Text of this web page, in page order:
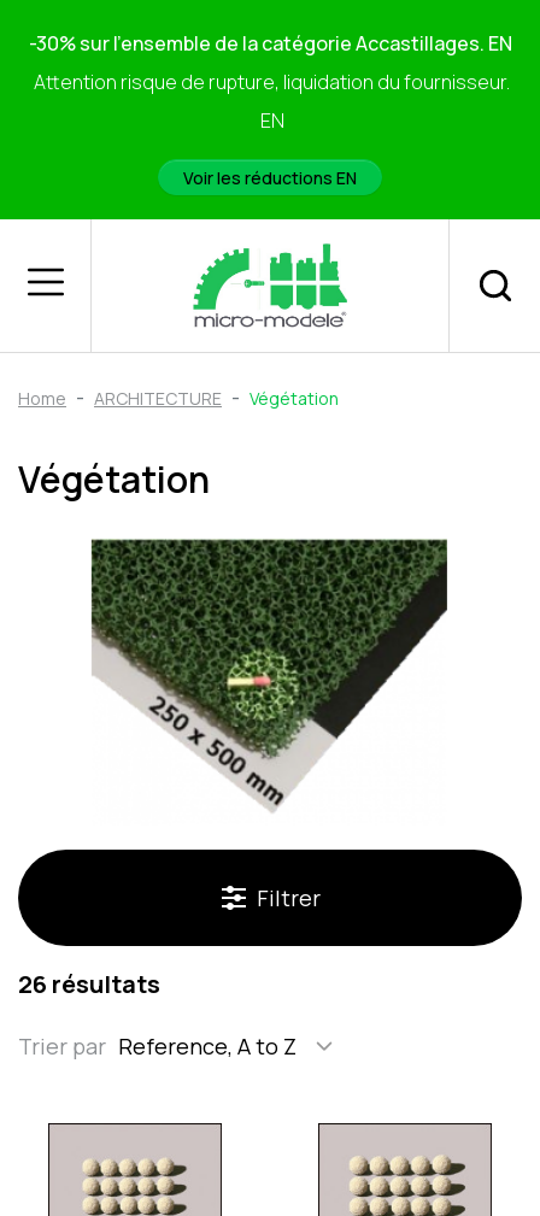
-30% sur l'ensemble de la catégorie Accastillages. EN
Attention risque de rupture, liquidation du fournisseur.
EN
Voir les réductions EN
Home ARCHITECTURE Végétation
Végétation
Filtrer
26 résultats
Trier par Reference, A to Z